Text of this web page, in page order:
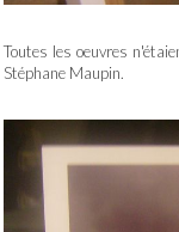
Toutes les oeuvres
Stéphane Maupin.